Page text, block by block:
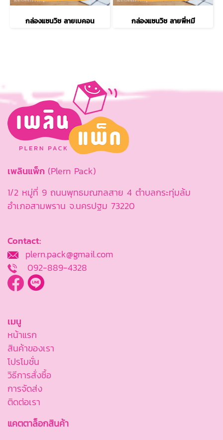
กล่องแซนวิช ลายเบคอน กล่องแซนวิช ลายพี่หมี
เพลินแพ็ก (Plern Pack)
1/2 หมู่ที่ 9 ถนนพุทธมณฑลสาย 4 ตำบลกระทุ่มล้ม
อำเภอสามพราน จ.นครปฐม 73220
Contact:
plern.pack@gmail.com
092-889-4328
เมนู
หน้าแรก
สินค้าของเรา
โปรโมชั่น
วิธีการสั่งซื้อ
การจัดส่ง
ติดต่อเรา
แคตตาล็อกสินค้า